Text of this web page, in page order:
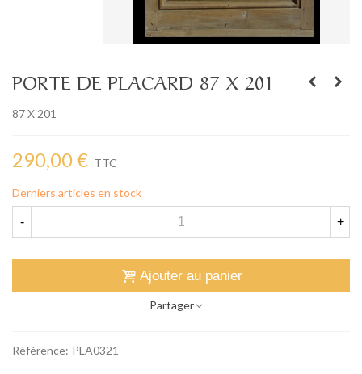
PORTE DE PLACARD 87 X 201
87 X 201
290,00 € TTC
Derniers articles en stock
- +
Ajouter au panier
Partager
Référence: PLA0321